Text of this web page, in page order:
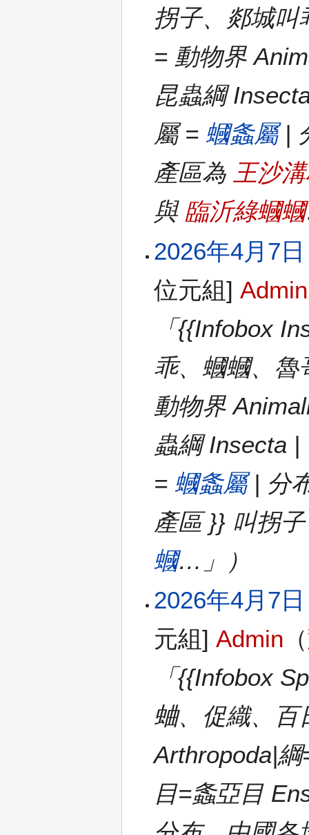
拐子、郯城叫
= 動物界
昆蟲綱
屬 = 蟈螽屬|
產區為 王沙
與 臨沂綠蟈蟈
2026年4月7
位元組] Admin
「{{Infobox
乖、蟈蟈、魯
動物界
蟲綱 Insecta
= 蟈螽屬| 分
產區 }} 叫拐
蟈…」）
2026年4月7
元組] Admin （
「{{Infobox
蛐、促織、百
Arthropoda|
目=螽亞目